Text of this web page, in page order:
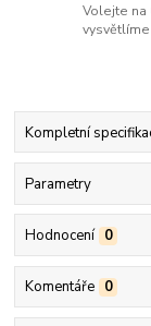
Volejte na
vysvětlíme
Kompletní
Parametry
Hodnocení 0
Komentáře 0